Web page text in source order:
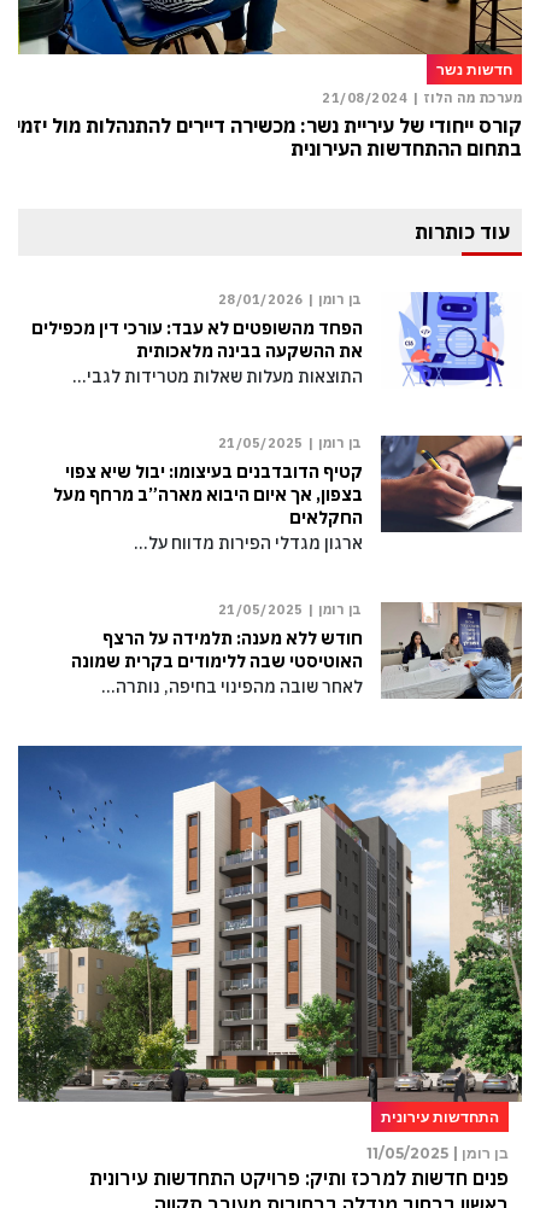
חדשות נשר
מערכת מה הלוז | 21/08/2024
קורס ייחודי של עיריית נשר: מכשירה דיירים להתנהלות מול יזמים
בתחום ההתחדשות העירונית
עוד כותרות
בן רומן | 28/01/2026
הפחד מהשופטים לא עבד: עורכי דין מכפילים
את ההשקעה בבינה מלאכותית
התוצאות מעלות שאלות מטרידות לגבי…
בן רומן | 21/05/2025
קטיף הדובדבנים בעיצומו: יבול שיא צפוי
בצפון, אך איום היבוא מארה”ב מרחף מעל
החקלאים
ארגון מגדלי הפירות מדווח על…
בן רומן | 21/05/2025
חודש ללא מענה: תלמידה על הרצף
האוטיסטי שבה ללימודים בקרית שמונה
לאחר שובה מהפינוי בחיפה, נותרה…
התחדשות עירונית
בן רומן |
11/05/2025
פנים חדשות למרכז ותיק: פרויקט התחדשות עירונית